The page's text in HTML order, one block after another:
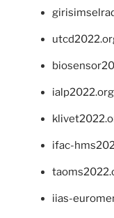
ialp2022.org
ifac-
iias-